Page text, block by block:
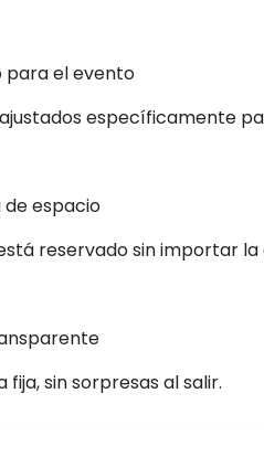
para el evento
específicamente
espacio
reservado sin importar la
fija, sin sorpresas al salir.